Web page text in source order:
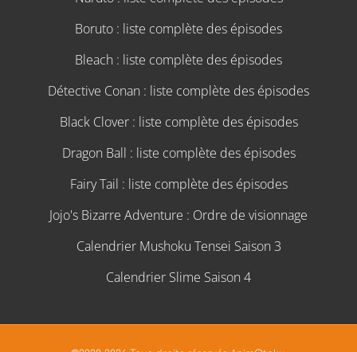
Boruto : liste complète des épisodes
Bleach : liste complète des épisodes
Détective Conan : liste complète des épisodes
Black Clover : liste complète des épisodes
Dragon Ball : liste complète des épisodes
Fairy Tail : liste complète des épisodes
Jojo's Bizarre Adventure : Ordre de visionnage
Calendrier Mushoku Tensei Saison 3
Calendrier Slime Saison 4